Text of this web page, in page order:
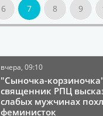
6 7 8 9
вчера, 09:10
"Сыночка-
священник РПЦ
слабых мужчинах
феминисток